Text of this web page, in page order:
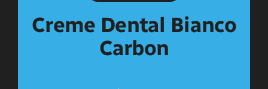
Creme Dental Bianco
Carbon